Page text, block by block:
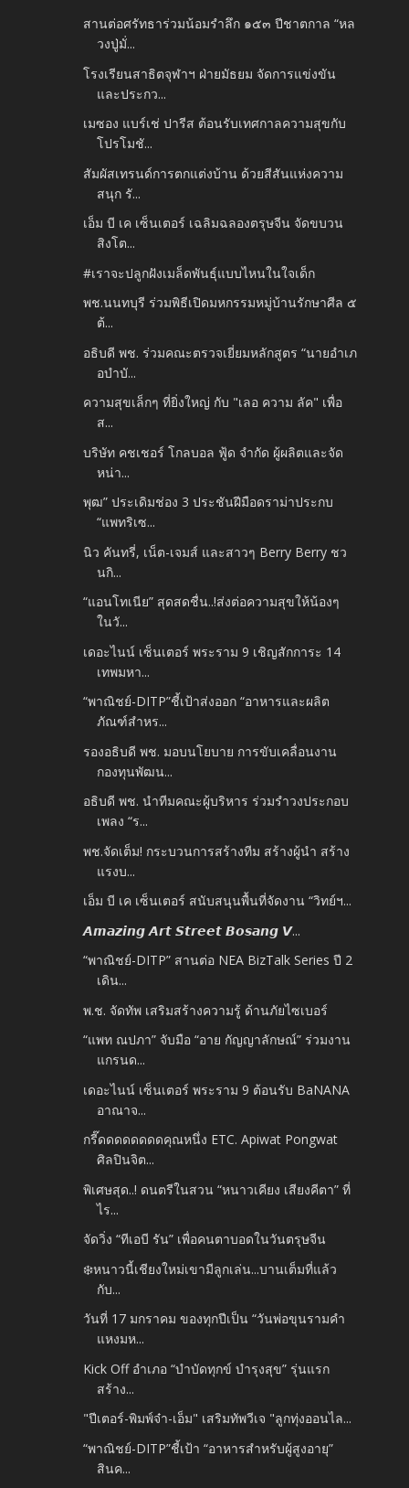
สานต่อศรัทธาร่วมน้อมรำลึก ๑๕๓ ปีชาตกาล “หล
วงปู่มั่...
โรงเรียนสาธิตจุฬาฯ ฝ่ายมัธยม จัดการแข่งขัน
และประกว...
เมซอง แบร์เช่ ปารีส ต้อนรับเทศกาลความสุขกับ
โปรโมชั...
สัมผัสเทรนด์การตกแต่งบ้าน ด้วยสีสันแห่งความ
สนุก รั...
เอ็ม บี เค เซ็นเตอร์ เฉลิมฉลองตรุษจีน จัดขบวน
สิงโต...
#เราจะปลูกฝังเมล็ดพันธ์ุแบบไหนในใจเด็ก
พช.นนทบุรี ร่วมพิธีเปิดมหกรรมหมู่บ้านรักษาศีล ๕
ต้...
อธิบดี พช. ร่วมคณะตรวจเยี่ยมหลักสูตร “นายอำเภ
อบำบั...
ความสุขเล็กๆ ที่ยิ่งใหญ่ กับ "เลอ ความ ลัค" เพื่อ
ส...
บริษัท คชเชอร์ โกลบอล ฟู้ด จำกัด ผู้ผลิตและจัด
หน่า...
พุฒ” ประเดิมช่อง 3 ประชันฝีมือดราม่าประกบ
“แพทริเซ...
นิว คันทรี่, เน็ต-เจมส์ และสาวๆ Berry Berry ชว
นกิ...
“แอนโทเนีย” สุดสดชื่น..!ส่งต่อความสุขให้น้องๆ
ในวั...
เดอะไนน์ เซ็นเตอร์ พระราม 9 เชิญสักการะ 14
เทพมหา...
“พาณิชย์-DITP”ชี้เป้าส่งออก “อาหารและผลิต
ภัณฑ์สำหร...
รองอธิบดี พช. มอบนโยบาย การขับเคลื่อนงาน
กองทุนพัฒน...
อธิบดี พช. นำทีมคณะผู้บริหาร ร่วมรำวงประกอบ
เพลง “ร...
พช.จัดเต็ม! กระบวนการสร้างทีม สร้างผู้นำ สร้าง
แรงบ...
เอ็ม บี เค เซ็นเตอร์ สนับสนุนพื้นที่จัดงาน “วิทย์ฯ...
𝘼𝙢𝙖𝙯𝙞𝙣𝙜 𝘼𝙧𝙩 𝙎𝙩𝙧𝙚𝙚𝙩 𝘽𝙤𝙨𝙖𝙣𝙜 𝙑...
“พาณิชย์-DITP” สานต่อ NEA BizTalk Series ปี 2
เดิน...
พ.ช. จัดทัพ เสริมสร้างความรู้ ด้านภัยไซเบอร์
“แพท ณปภา” จับมือ “อาย กัญญาลักษณ์” ร่วมงาน
แกรนด...
เดอะไนน์ เซ็นเตอร์ พระราม 9 ต้อนรับ BaNANA
อาณาจ...
กรี๊ดดดดดดดดคุณหนึ่ง ETC. Apiwat Pongwat
ศิลปินจิต...
พิเศษสุด..! ดนตรีในสวน “หนาวเคียง เสียงคีตา” ที่
ไร...
จัดวิ่ง “ทีเอบี รัน” เพื่อคนตาบอดในวันตรุษจีน
❄️หนาวนี้เชียงใหม่เขามีลูกเล่น...บานเต็มที่แล้ว
กับ...
วันที่ 17 มกราคม ของทุกปีเป็น “วันพ่อขุนรามคำ
แหงมห...
Kick Off อำเภอ “บำบัดทุกข์ บำรุงสุข” รุ่นแรก
สร้าง...
"ปีเตอร์-พิมพ์จ๋า-เอ็ม" เสริมทัพวีเจ "ลูกทุ่งออนไล...
“พาณิชย์-DITP”ชี้เป้า “อาหารสำหรับผู้สูงอายุ”
สินค...